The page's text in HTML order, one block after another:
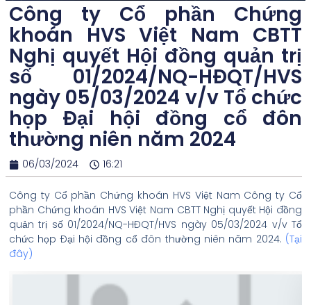
Công ty Cổ phần Chứng
khoán HVS Việt Nam CBTT
Nghị quyết Hội đồng quản trị
số 01/2024/NQ-HĐQT/HVS
ngày 05/03/2024 v/v Tổ chức
họp Đại hội đồng cổ đôn
thường niên năm 2024
06/03/2024 16:21
Công ty Cổ phần Chứng khoán HVS Việt Nam Công ty Cổ
phần Chứng khoán HVS Việt Nam CBTT Nghị quyết Hội đồng
quản trị số 01/2024/NQ-HĐQT/HVS ngày 05/03/2024 v/v Tổ
chức họp Đại hội đồng cổ đôn thường niên năm 2024. (Tại
đây)